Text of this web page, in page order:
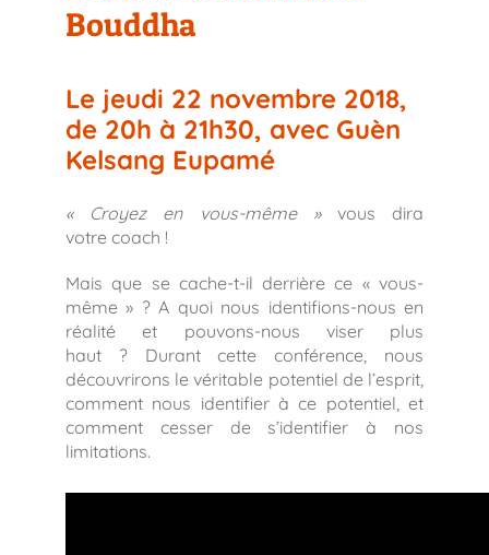
Bouddha
Le jeudi 22 novembre 2018,
de 20h à 21h30, avec Guèn
Kelsang Eupamé
« Croyez en vous-même »vous dira
votre coach !
Mais que se cache-t-il derrière ce « vous-
même » ? A quoi nous identifions-nous en
réalité et pouvons-nous viser plus
haut ? Durant cette conférence, nous
découvrirons le véritable potentiel de l’esprit,
comment nous identifier à ce potentiel, et
comment cesser de s’identifier à nos
limitations.